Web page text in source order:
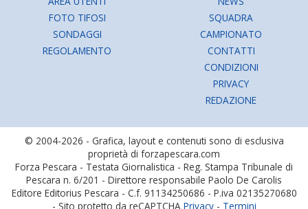
FOTO TIFOSI
SONDAGGI
REGOLAMENTO
SQUADRA
CAMPIONATO
CONTATTI
CONDIZIONI
PRIVACY
REDAZIONE
© 2004-2026 - Grafica, layout e contenuti sono di esclusiva
proprietà di forzapescara.com
Forza Pescara - Testata Giornalistica - Reg. Stampa Tribunale di
Pescara n. 6/201 - Direttore responsabile Paolo De Carolis
Editore Editorius Pescara - C.f. 91134250686 - P.iva 02135270680
- Sito protetto da reCAPTCHA Privacy- Termini